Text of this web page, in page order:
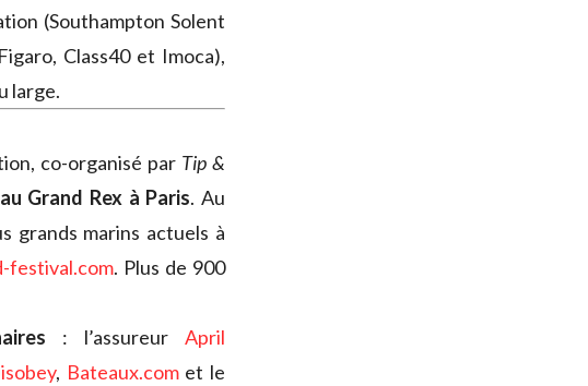
(Southampton Solent
Class40 et Imoca),
large.
co-organisé par Tip &
Grand Rex à Paris. Au
grands marins actuels à
festival.com. Plus de 900
: l’assureur April
, Bateaux.comet le